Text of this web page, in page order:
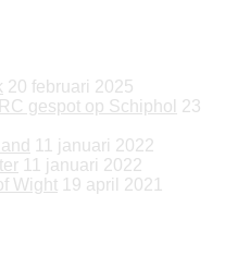
20 februari 2025
gespot op Schiphol 23
11 januari 2022
11 januari 2022
Wight 19 april 2021